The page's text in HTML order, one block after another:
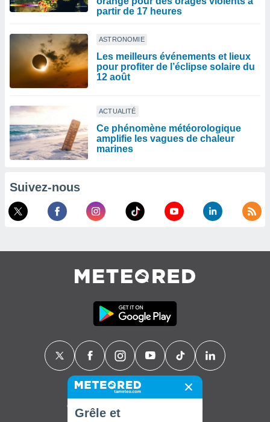
partir de 17 heures
ASTRONOMIE
Les meilleurs événements et lieux
pour profiter de l’éclipse solaire du
12 août
ACTUALITÉ
Ce phénomène météorologique
amplifie les vagues de chaleur
marines
Suivez-nous
Contact
Grêle et